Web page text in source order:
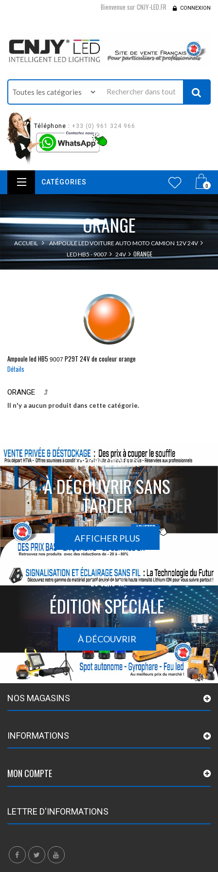
Bienvenue sur CNJY-LED.FR CONNEXION
Téléphone : +33 (0) 961 324 966
0
CATÉGORIES
ORANGE
ACCUEIL
AMPOULE LED VOITURE AUTO MOTO CAMION 12V 24V
LED HB5 - 9007
24V ORANGE
Ampoule ledHB5 9007 P29T 24V de couleur orange
Détails
ORANGE
Il n'y a aucun produit dans cette catégorie.
ACTIONS SPÉCIALES
À DÉCOUVRIR SANS
TARDER
AFFICHER PLUS
Le sans-fil
ÉDITION SPÉCIALE
À DÉCOUVRIR
NOS MAGASINS
INFORMATIONS
MON COMPTE
LETTRE D'INFORMATIONS